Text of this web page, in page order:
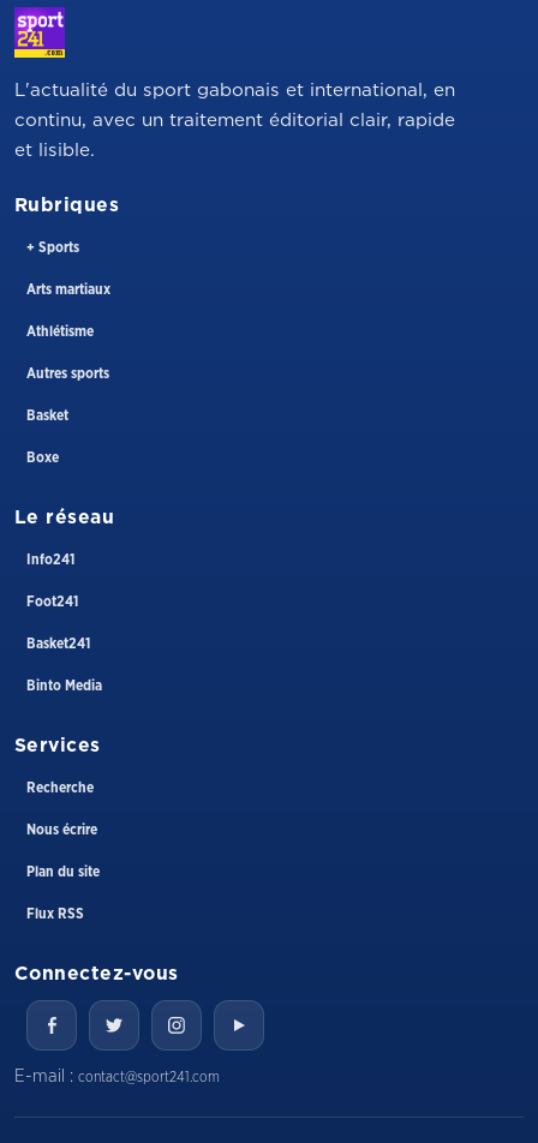
L'actualité du sport gabonais et international, en
continu, avec un traitement éditorial clair, rapide
et lisible.
Rubriques
+ Sports
Arts martiaux
Athlétisme
Autres sports
Basket
Boxe
Le réseau
Info241
Foot241
Basket241
Binto Media
Services
Recherche
Nous écrire
Plan du site
Flux RSS
Connectez-vous
E-mail : contact@sport241.com